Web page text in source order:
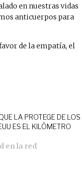
en nuestras vidas
anticuerpos para
de la empatía, el
LA PROTEGE DE LOS
ES EL KILÓMETRO
en la red